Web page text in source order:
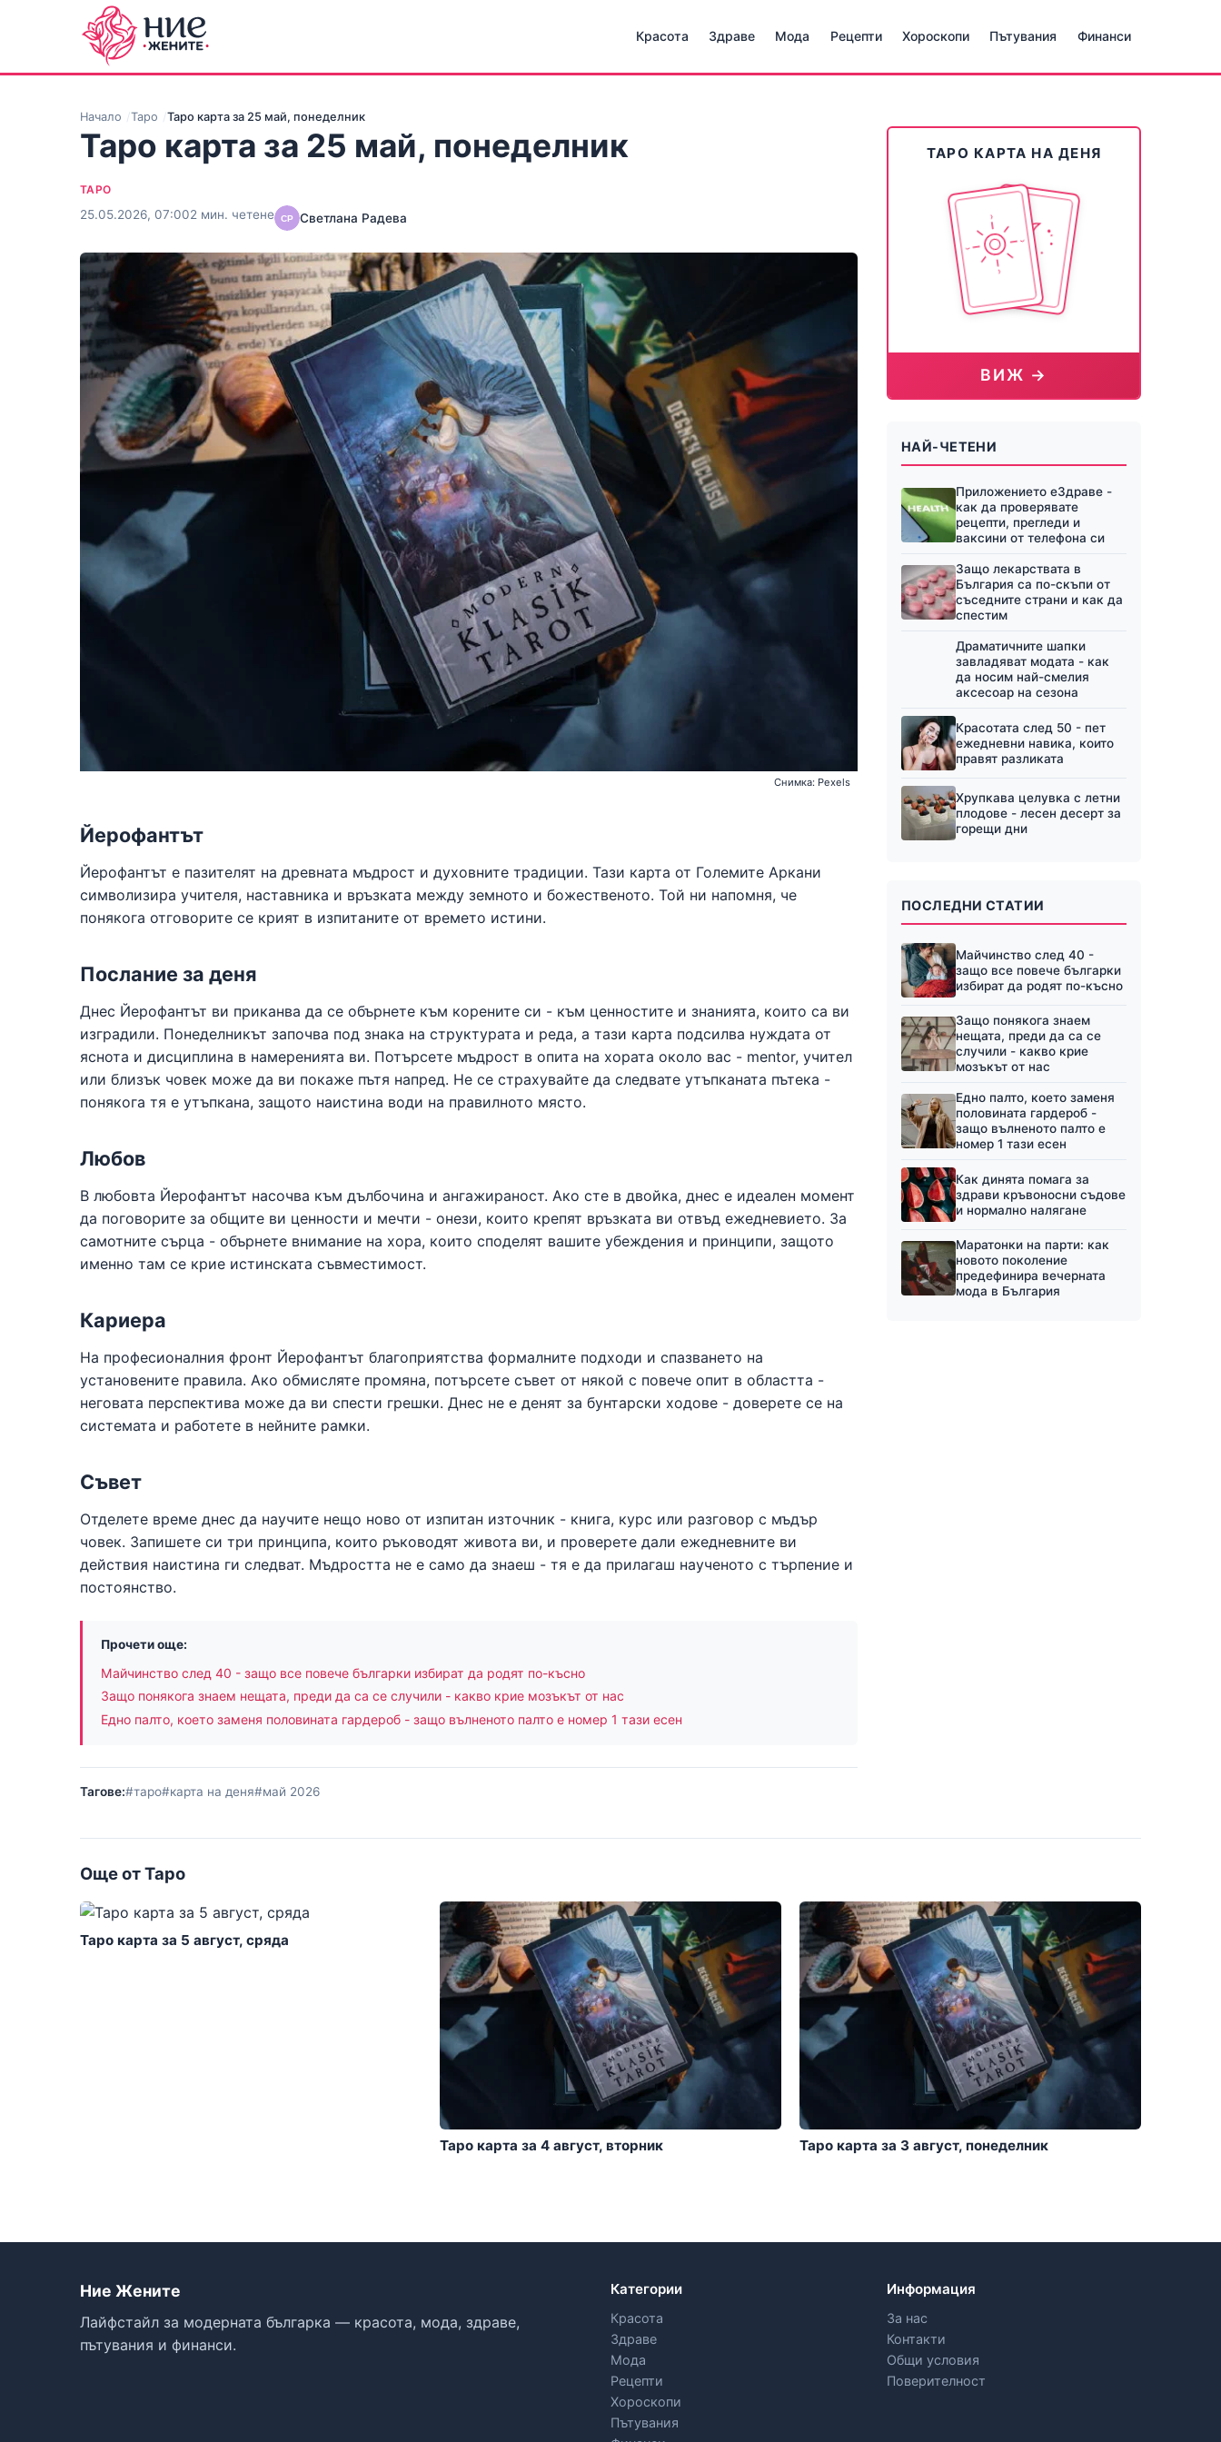
Красота Здраве Мода Рецепти Хороскопи Пътувания Финанси
Начало Таро Таро карта за 25 май, понеделник
Таро карта за 25 май, понеделник
ТАРО
25.05.2026, 07:002 мин. четене Светлана Радева
Снимка: Pexels
Йерофантът
Йерофантът е пазителят на древната мъдрост и духовните традиции. Тази карта от Големите Аркани
символизира учителя, наставника и връзката между земното и божественото. Той ни напомня, че
понякога отговорите се крият в изпитаните от времето истини.
Послание за деня
Днес Йерофантът ви приканва да се обърнете към корените си - към ценностите и знанията, които са ви
изградили. Понеделникът започва под знака на структурата и реда, а тази карта подсилва нуждата от
яснота и дисциплина в намеренията ви. Потърсете мъдрост в опита на хората около вас - mentor, учител
или близък човек може да ви покаже пътя напред. Не се страхувайте да следвате утъпканата пътека -
понякога тя е утъпкана, защото наистина води на правилното място.
Любов
В любовта Йерофантът насочва към дълбочина и ангажираност. Ако сте в двойка, днес е идеален момент
да поговорите за общите ви ценности и мечти - онези, които крепят връзката ви отвъд ежедневието. За
самотните сърца - обърнете внимание на хора, които споделят вашите убеждения и принципи, защото
именно там се крие истинската съвместимост.
Кариера
На професионалния фронт Йерофантът благоприятства формалните подходи и спазването на
установените правила. Ако обмисляте промяна, потърсете съвет от някой с повече опит в областта -
неговата перспектива може да ви спести грешки. Днес не е денят за бунтарски ходове - доверете се на
системата и работете в нейните рамки.
Съвет
Отделете време днес да научите нещо ново от изпитан източник - книга, курс или разговор с мъдър
човек. Запишете си три принципа, които ръководят живота ви, и проверете дали ежедневните ви
действия наистина ги следват. Мъдростта не е само да знаеш - тя е да прилагаш наученото с търпение и
постоянство.
Прочети още:
Майчинство след 40 - защо все повече българки избират да родят по-късно
Защо понякога знаем нещата, преди да са се случили - какво крие мозъкът от нас
Едно палто, което заменя половината гардероб - защо вълненото палто е номер 1 тази есен
Тагове:#таро#карта на деня#май 2026
ТАРО КАРТА НА ДЕНЯ
ВИЖ →
НАЙ-ЧЕТЕНИ
Приложението еЗдраве -
как да проверявате
рецепти, прегледи и
ваксини от телефона си
Защо лекарствата в
България са по-скъпи от
съседните страни и как да
спестим
Драматичните шапки
завладяват модата - как
да носим най-смелия
аксесоар на сезона
Красотата след 50 - пет
ежедневни навика, които
правят разликата
Хрупкава целувка с летни
плодове - лесен десерт за
горещи дни
ПОСЛЕДНИ СТАТИИ
Майчинство след 40 -
защо все повече българки
избират да родят по-късно
Защо понякога знаем
нещата, преди да са се
случили - какво крие
мозъкът от нас
Едно палто, което заменя
половината гардероб -
защо вълненото палто е
номер 1 тази есен
Как динята помага за
здрави кръвоносни съдове
и нормално налягане
Маратонки на парти: как
новото поколение
предефинира вечерната
мода в България
Още от Таро
Таро карта за 5 август, сряда
Таро карта за 4 август, вторник Таро карта за 3 август, понеделник
Ние Жените
Лайфстайл за модерната българка — красота, мода, здраве,
пътувания и финанси.
Категории
Красота
Здраве
Мода
Рецепти
Хороскопи
Пътувания
Информация
За нас
Контакти
Общи условия
Поверителност